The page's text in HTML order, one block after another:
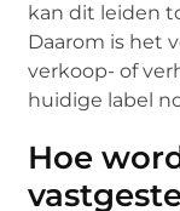
kan dit leiden
Daarom is het
verkoop- of
huidige label
Hoe